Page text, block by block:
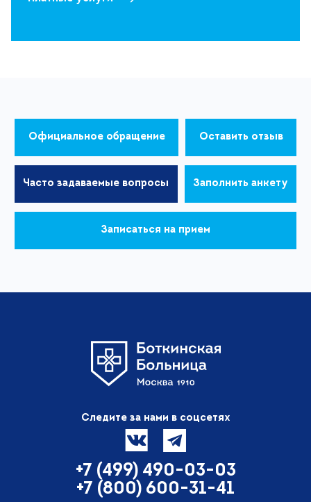
Официальное обращение Оставить отзыв
Часто задаваемые вопросы Заполнить анкету
Записаться на прием
Следите за нами в соцсетях
+7 (499) 490-03-03
+7 (800) 600-31-41